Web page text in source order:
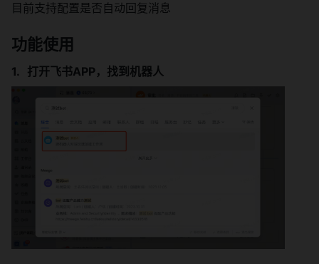
目前支持配置是否自动回复消息
功能使用
打开飞书APP，找到机器人